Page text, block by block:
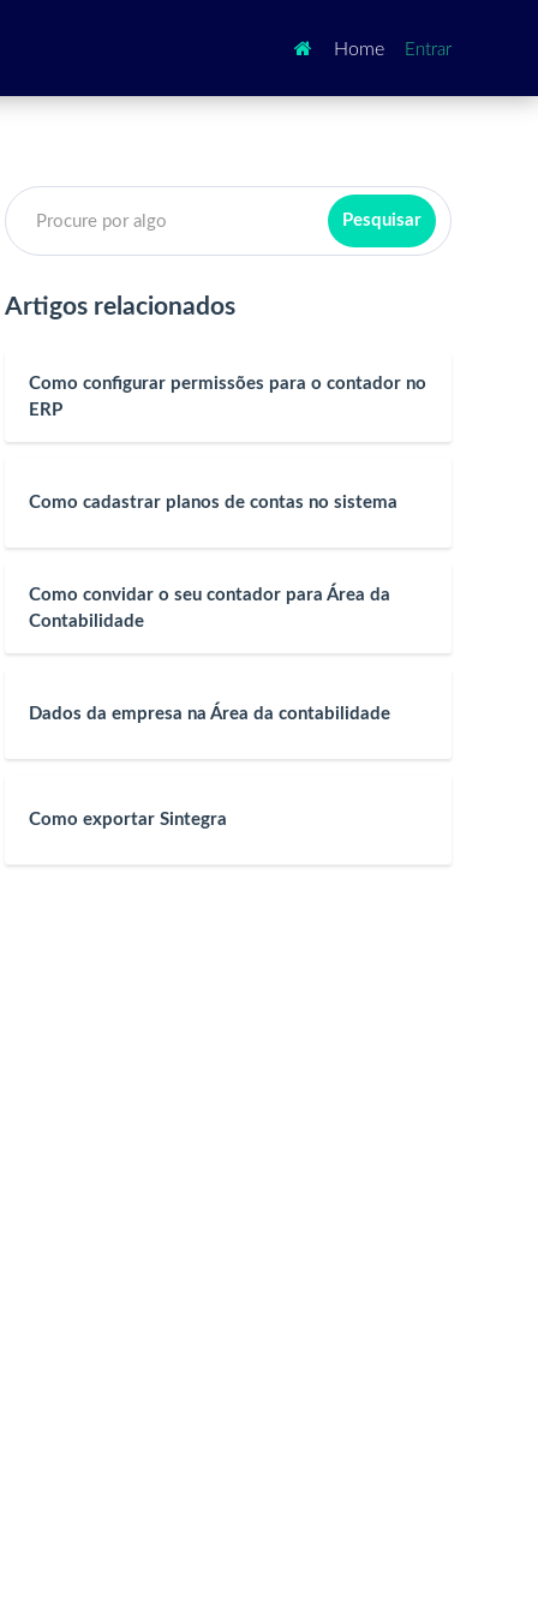
 Home Entrar
Artigos relacionados
Como configurar permissões para o contador no
ERP
Como cadastrar planos de contas no sistema
Como convidar o seu contador para Área da
Contabilidade
Dados da empresa na Área da contabilidade
Como exportar Sintegra